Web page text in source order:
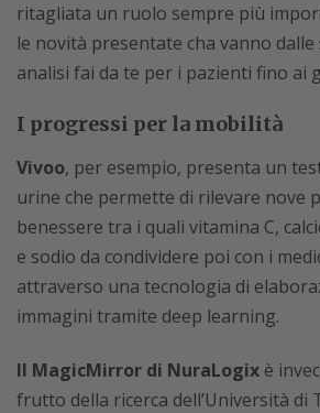
ritagliata un ruolo sempre più
le novità presentate cha vanno
analisi fai da te per i pazienti fino ai
I progressi per la mobilità
Vivoo, per esempio, presenta un
urine che permette di rilevare nove
benessere tra i quali vitamina C,
e sodio da condividere poi con i
attraverso una tecnologia di
immagini tramite deep learning.
Il MagicMirror di NuraLogix è
frutto della ricerca dell’Università di